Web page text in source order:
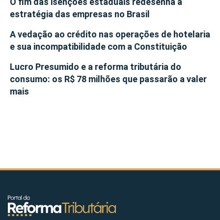
estratégia das empresas no Brasil
A vedação ao crédito nas operações de hotelaria
e sua incompatibilidade com a Constituição
Lucro Presumido e a reforma tributária do
consumo: os R$ 78 milhões que passarão a valer
mais